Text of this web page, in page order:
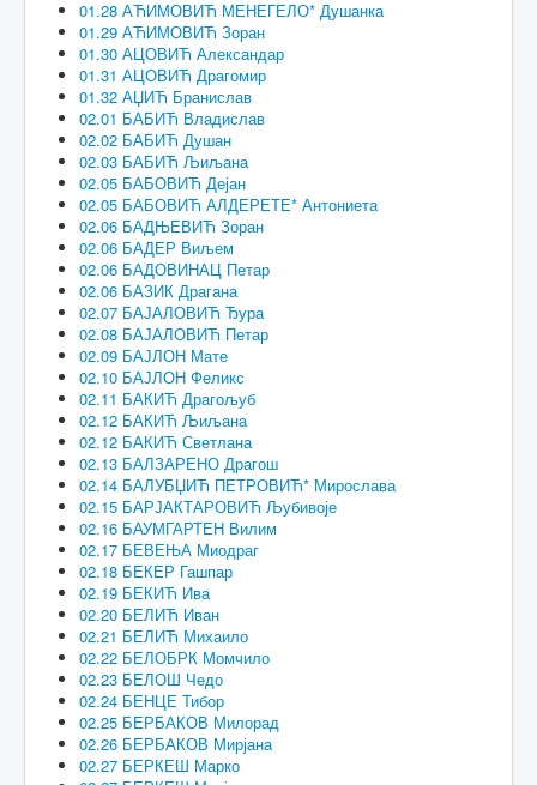
01.28 АЋИМОВИЋ МЕНЕГЕЛО* Душанка
01.29 АЋИМОВИЋ Зоран
01.30 АЦОВИЋ Александар
01.31 АЦОВИЋ Драгомир
01.32 АЏИЋ Бранислав
02.01 БАБИЋ Владислав
02.02 БАБИЋ Душан
02.03 БАБИЋ Љиљана
02.05 БАБОВИЋ Дејан
02.05 БАБОВИЋ АЛДЕРЕТЕ* Антониета
02.06 БАДЊЕВИЋ Зоран
02.06 БАДЕР Виљем
02.06 БАДОВИНАЦ Петар
02.06 БАЗИК Драгана
02.07 БАЈАЛОВИЋ Ђура
02.08 БАЈАЛОВИЋ Петар
02.09 БАЈЛОН Мате
02.10 БАЈЛОН Феликс
02.11 БАКИЋ Драгољуб
02.12 БАКИЋ Љиљана
02.12 БАКИЋ Светлана
02.13 БАЛЗАРЕНО Драгош
02.14 БАЛУБЏИЋ ПЕТРОВИЋ* Мирослава
02.15 БАРЈАКТАРОВИЋ Љубивоје
02.16 БАУМГАРТЕН Вилим
02.17 БЕВЕЊА Миодраг
02.18 БЕКЕР Гашпар
02.19 БЕКИЋ Ива
02.20 БЕЛИЋ Иван
02.21 БЕЛИЋ Михаило
02.22 БЕЛОБРК Момчило
02.23 БЕЛОШ Чедо
02.24 БЕНЦЕ Тибор
02.25 БЕРБАКОВ Милорад
02.26 БЕРБАКОВ Мирјана
02.27 БЕРКЕШ Марко